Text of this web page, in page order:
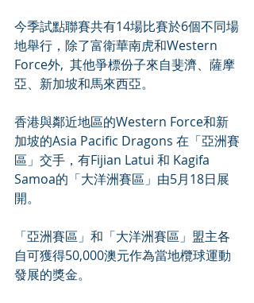
今季試點聯賽共有14場比賽於6個不同場
地舉行，除了富衛華南虎和Western
Force外,  其他爭標份子來自斐濟、薩摩
亞、新加坡和馬來西亞。
香港與鄰近地區的Western Force和新
加坡的Asia Pacific Dragons 在「亞洲賽
區」交手，有Fijian Latui 和 Kagifa
Samoa的「大洋洲賽區」由5月18日展
開。
「亞洲賽區」和「大洋洲賽區」盟主各
自可獲得50,000澳元作為當地欖球運動
發展的獎金。